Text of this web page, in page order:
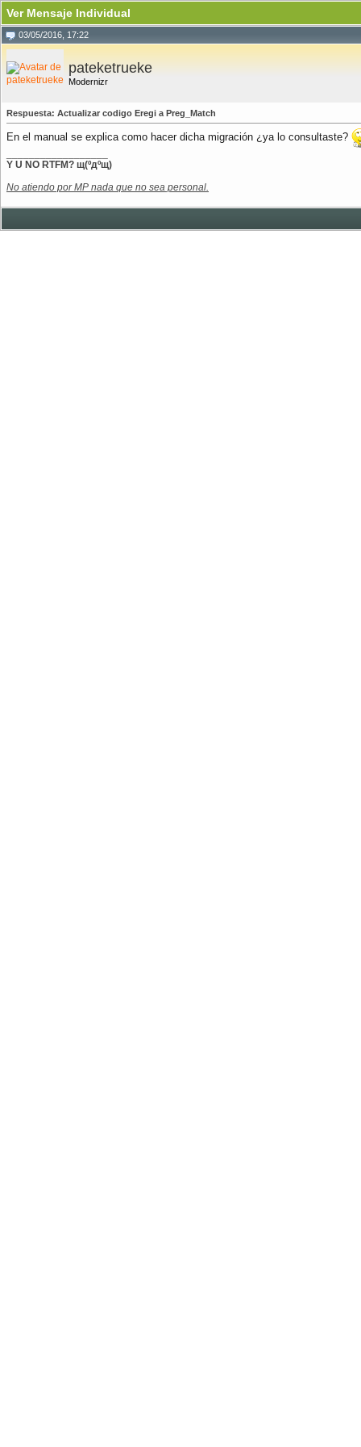
Ver Mensaje Individual
03/05/2016, 17:22
pateketrueke
Modernizr
Respuesta: Actualizar codigo Eregi a Preg_Match
En el manual se explica como hacer dicha migración ¿ya lo consultaste?
Y U NO RTFM? щ(ºдºщ)
No atiendo por MP nada que no sea personal.